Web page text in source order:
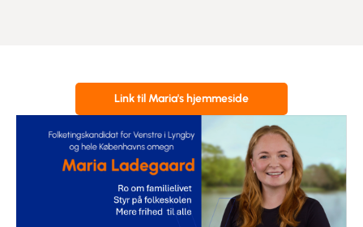
Link til Maria's hjemmeside